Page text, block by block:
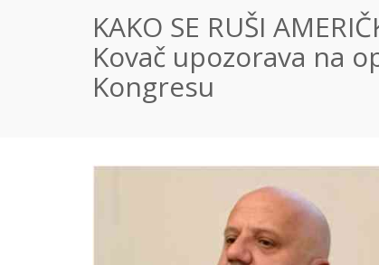
KAKO SE RUŠI
Kovač upozorava na
Kongresu